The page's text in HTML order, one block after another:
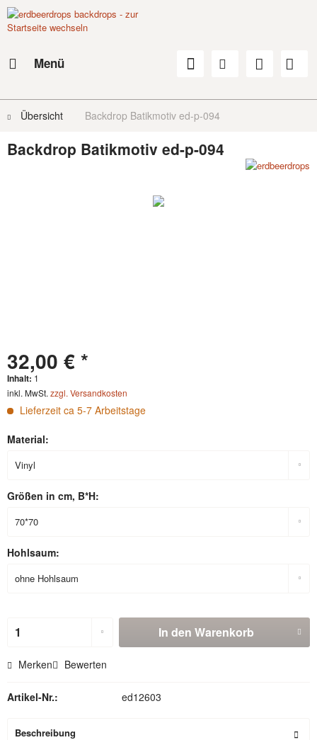
Menü
Übersicht Backdrop Batikmotiv ed-p-094
Backdrop Batikmotiv ed-p-094
32,00 € *
Inhalt: 1
inkl. MwSt. zzgl. Versandkosten
Lieferzeit ca 5-7 Arbeitstage
Material:
Größen in cm, B*H:
Hohlsaum:
In den Warenkorb
Merken Bewerten
Artikel-Nr.: ed12603
Beschreibung